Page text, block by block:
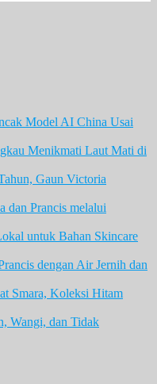
Model AI China Usai
Menikmati Laut Mati di
Gaun Victoria
dan Prancis melalui
untuk Bahan Skincare
dengan Air Jernih dan
Smara, Koleksi Hitam
Wangi, dan Tidak